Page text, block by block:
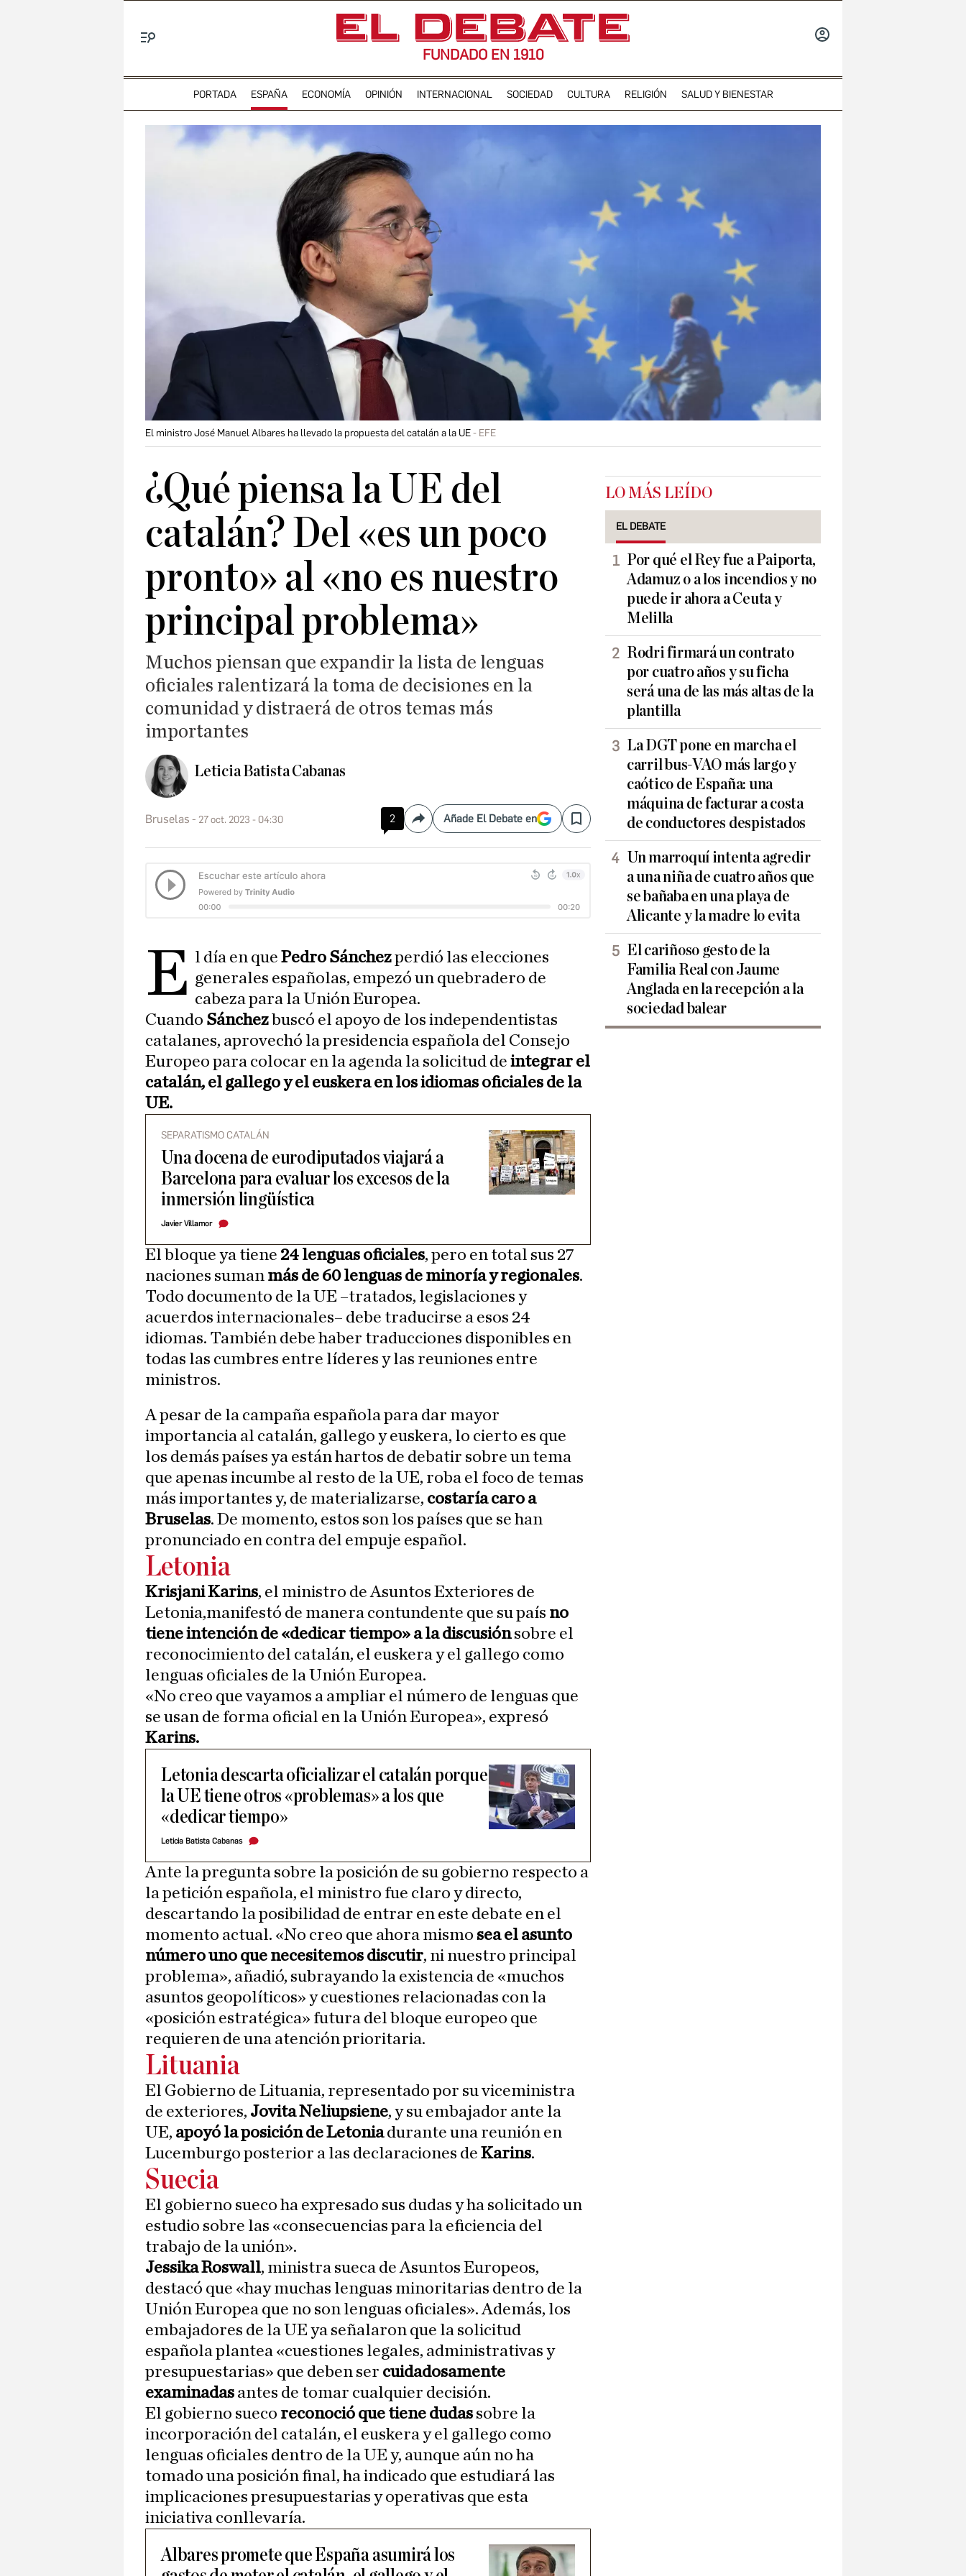
FUNDADO EN 1910
PORTADA ESPAÑA ECONOMÍA OPINIÓN INTERNACIONAL SOCIEDAD CULTURA RELIGIÓN SALUD Y BIENESTAR
El ministro José Manuel Albares ha llevado la propuesta del catalán a la UE EFE
¿Qué piensa la UE del
catalán? Del «es un poco
pronto» al «no es nuestro
principal problema»
Muchos piensan que expandir la lista de lenguas
oficiales ralentizará la toma de decisiones en la
comunidad y distraerá de otros temas más
importantes
Leticia Batista Cabanas
Bruselas 27 oct. 2023 - 04:30 2 CompartirAñade El Debate en Save
E l día en quePedro Sánchezperdió las elecciones
generales españolas, empezó un quebradero de
cabeza para la Unión Europea.
Cuando Sánchezbuscó el apoyo de los independentistas
catalanes, aprovechó la presidencia española del Consejo
Europeo para colocar en la agenda la solicitud de integrar el
catalán, el gallego y el euskera en los idiomas oficiales de la
UE.
SEPARATISMO CATALÁN
Una docena de eurodiputados viajará a
Barcelona para evaluar los excesos de la
inmersión lingüística
Javier Villamor
El bloque ya tiene 24 lenguas oficiales, pero en total sus 27
naciones suman más de 60 lenguas de minoría y regionales.
Todo documento de la UE –tratados, legislaciones y
acuerdos internacionales– debe traducirse a esos 24
idiomas. También debe haber traducciones disponibles en
todas las cumbres entre líderes y las reuniones entre
ministros.
A pesar de la campaña española para dar mayor
importancia al catalán, gallego y euskera, lo cierto es que
los demás países ya están hartos de debatir sobre un tema
que apenas incumbe al resto de la UE, roba el foco de temas
más importantes y, de materializarse, costaría caro a
Bruselas. De momento, estos son los países que se han
pronunciado en contra del empuje español.
Letonia
Krisjani Karins, el ministro de Asuntos Exteriores de
Letonia,manifestó de manera contundente que su país no
tiene intención de «dedicar tiempo» a la discusiónsobre el
reconocimiento del catalán, el euskera y el gallego como
lenguas oficiales de la Unión Europea.
«No creo que vayamos a ampliar el número de lenguas que
se usan de forma oficial en la Unión Europea», expresó
Karins.
Letonia descarta oficializar el catalán porque
la UE tiene otros «problemas» a los que
«dedicar tiempo»
Leticia Batista Cabanas
Ante la pregunta sobre la posición de su gobierno respecto a
la petición española, el ministro fue claro y directo,
descartando la posibilidad de entrar en este debate en el
momento actual. «No creo que ahora mismo sea el asunto
número uno que necesitemos discutir, ni nuestro principal
problema», añadió, subrayando la existencia de «muchos
asuntos geopolíticos» y cuestiones relacionadas con la
«posición estratégica» futura del bloque europeo que
requieren de una atención prioritaria.
Lituania
El Gobierno de Lituania, representado por su viceministra
de exteriores, Jovita Neliupsiene, y su embajador ante la
UE, apoyó la posición de Letoniadurante una reunión en
Lucemburgo posterior a las declaraciones de Karins.
Suecia
El gobierno sueco ha expresado sus dudas y ha solicitado un
estudio sobre las «consecuencias para la eficiencia del
trabajo de la unión».
Jessika Roswall, ministra sueca de Asuntos Europeos,
destacó que «hay muchas lenguas minoritarias dentro de la
Unión Europea que no son lenguas oficiales». Además, los
embajadores de la UE ya señalaron que la solicitud
española plantea «cuestiones legales, administrativas y
presupuestarias» que deben ser cuidadosamente
examinadas antes de tomar cualquier decisión.
El gobierno sueco reconoció que tiene dudas sobre la
incorporación del catalán, el euskera y el gallego como
lenguas oficiales dentro de la UE y, aunque aún no ha
tomado una posición final, ha indicado que estudiará las
implicaciones presupuestarias y operativas que esta
iniciativa conllevaría.
Albares promete que España asumirá los
LO MÁS LEÍDO
EL DEBATE
Por qué el Rey fue a Paiporta,
Adamuz o a los incendios y no
puede ir ahora a Ceuta y
Melilla
Rodri firmará un contrato
por cuatro años y su ficha
será una de las más altas de la
plantilla
La DGT pone en marcha el
carril bus-VAO más largo y
caótico de España: una
máquina de facturar a costa
de conductores despistados
Un marroquí intenta agredir
a una niña de cuatro años que
se bañaba en una playa de
Alicante y la madre lo evita
El cariñoso gesto de la
Familia Real con Jaume
Anglada en la recepción a la
sociedad balear